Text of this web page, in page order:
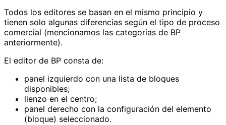
Todos los editores se basan en el mismo principio y
tienen solo algunas diferencias según el tipo de proceso
comercial (mencionamos las categorías de BP
anteriormente).
El editor de BP consta de:
panel izquierdo con una lista de bloques
disponibles;
lienzo en el centro;
panel derecho con la configuración del elemento
(bloque) seleccionado.